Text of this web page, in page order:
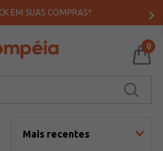
EM SUAS COMPRAS*
0
Mais recentes